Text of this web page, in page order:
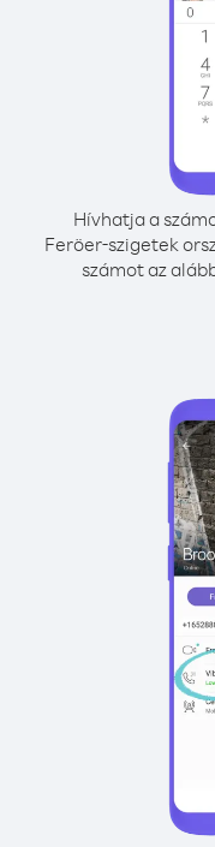
Hívhatja a
Feröer-szigetek
számot az